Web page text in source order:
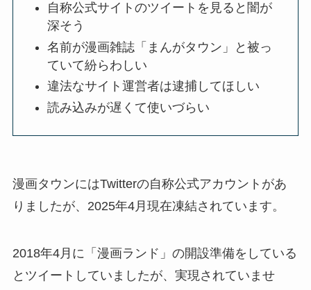
自称公式サイトのツイートを見ると闇が
深そう
名前が漫画雑誌「まんがタウン」と被っ
ていて紛らわしい
違法なサイト運営者は逮捕してほしい
読み込みが遅くて使いづらい
漫画タウンにはTwitterの自称公式アカウントがあ
りましたが、2025年4月現在凍結されています。
2018年4月に「漫画ランド」の開設準備をしている
とツイートしていましたが、実現されていませ